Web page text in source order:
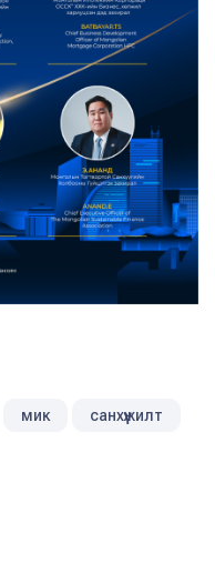
мик санхүүжилт